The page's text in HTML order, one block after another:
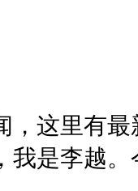
这里有最
我是李越